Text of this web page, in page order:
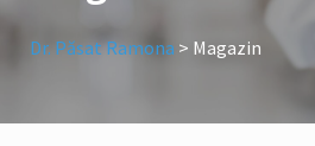
Dr. Păsat Ramona > Magazin